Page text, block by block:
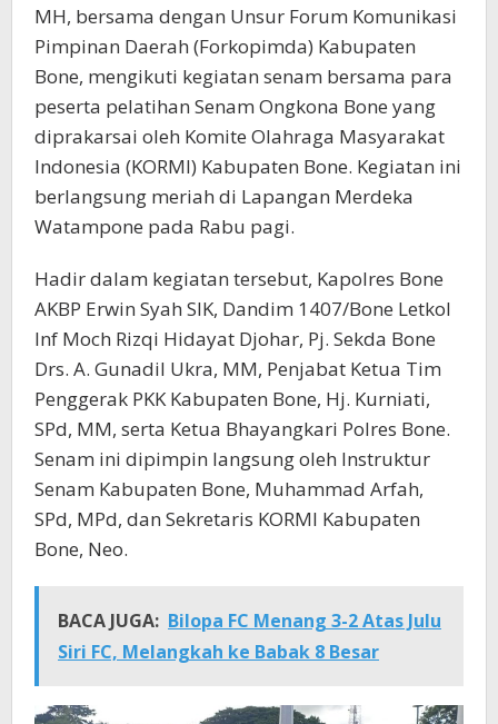
MH, bersama dengan Unsur Forum Komunikasi
Pimpinan Daerah (Forkopimda) Kabupaten
Bone, mengikuti kegiatan senam bersama para
peserta pelatihan Senam Ongkona Bone yang
diprakarsai oleh Komite Olahraga Masyarakat
Indonesia (KORMI) Kabupaten Bone. Kegiatan ini
berlangsung meriah di Lapangan Merdeka
Watampone pada Rabu pagi.
Hadir dalam kegiatan tersebut, Kapolres Bone
AKBP Erwin Syah SIK, Dandim 1407/Bone Letkol
Inf Moch Rizqi Hidayat Djohar, Pj. Sekda Bone
Drs. A. Gunadil Ukra, MM, Penjabat Ketua Tim
Penggerak PKK Kabupaten Bone, Hj. Kurniati,
SPd, MM, serta Ketua Bhayangkari Polres Bone.
Senam ini dipimpin langsung oleh Instruktur
Senam Kabupaten Bone, Muhammad Arfah,
SPd, MPd, dan Sekretaris KORMI Kabupaten
Bone, Neo.
BACA JUGA: Bilopa FC Menang 3-2 Atas Julu
Siri FC, Melangkah ke Babak 8 Besar